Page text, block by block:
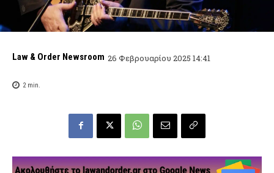
Law & Order Newsroom 26 Φεβρουαρίου 2025 14:41
2min.